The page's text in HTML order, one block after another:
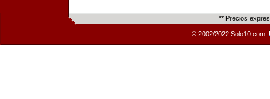
** Precios
© 2002/2022 Solo10.com